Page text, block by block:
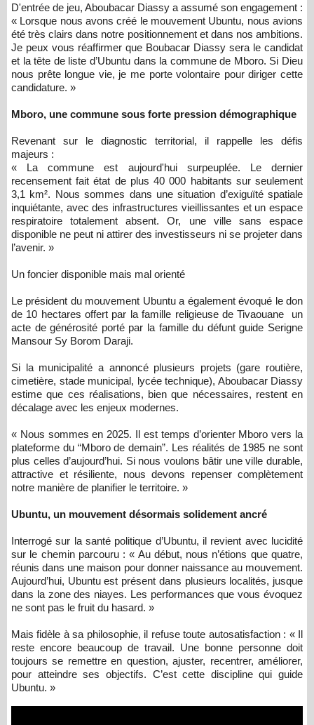
D'entrée de jeu, Aboubacar Diassy a assumé son engagement :
« Lorsque nous avons créé le mouvement Ubuntu, nous avions
été très clairs dans notre positionnement et dans nos ambitions.
Je peux vous réaffirmer que Boubacar Diassy sera le candidat
et la tête de liste d’Ubuntu dans la commune de Mboro. Si Dieu
nous prête longue vie, je me porte volontaire pour diriger cette
candidature. »
Mboro, une commune sous forte pression démographique
Revenant sur le diagnostic territorial, il rappelle les défis
majeurs :
« La commune est aujourd'hui surpeuplée. Le dernier
recensement fait état de plus 40 000 habitants sur seulement
3,1 km². Nous sommes dans une situation d’exiguïté spatiale
inquiétante, avec des infrastructures vieillissantes et un espace
respiratoire totalement absent. Or, une ville sans espace
disponible ne peut ni attirer des investisseurs ni se projeter dans
l’avenir. »
Un foncier disponible mais mal orienté
Le président du mouvement Ubuntu a également évoqué le don
de 10 hectares offert par la famille religieuse de Tivaouane un
acte de générosité porté par la famille du défunt guide Serigne
Mansour Sy Borom Daraji.
Si la municipalité a annoncé plusieurs projets (gare routière,
cimetière, stade municipal, lycée technique), Aboubacar Diassy
estime que ces réalisations, bien que nécessaires, restent en
décalage avec les enjeux modernes.
« Nous sommes en 2025. Il est temps d’orienter Mboro vers la
plateforme du “Mboro de demain”. Les réalités de 1985 ne sont
plus celles d’aujourd’hui. Si nous voulons bâtir une ville durable,
attractive et résiliente, nous devons repenser complètement
notre manière de planifier le territoire. »
Ubuntu, un mouvement désormais solidement ancré
Interrogé sur la santé politique d’Ubuntu, il revient avec lucidité
sur le chemin parcouru : « Au début, nous n’étions que quatre,
réunis dans une maison pour donner naissance au mouvement.
Aujourd’hui, Ubuntu est présent dans plusieurs localités, jusque
dans la zone des niayes. Les performances que vous évoquez
ne sont pas le fruit du hasard. »
Mais fidèle à sa philosophie, il refuse toute autosatisfaction : « Il
reste encore beaucoup de travail. Une bonne personne doit
toujours se remettre en question, ajuster, recentrer, améliorer,
pour atteindre ses objectifs. C’est cette discipline qui guide
Ubuntu. »